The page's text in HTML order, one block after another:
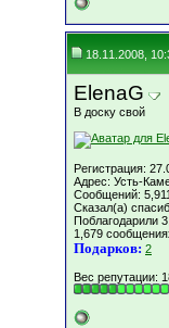
18.11.2008,
ElenaG
В доску свой
Регистрация:
Адрес: Усть-
Сообщений: 5,911
Сказал(а)
Поблагодарили
1,679
Подарков: 2
Вес репутации: